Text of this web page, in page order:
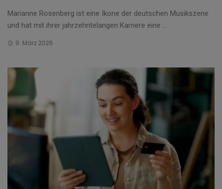
Marianne Rosenberg ist eine Ikone der deutschen Musikszene
und hat mit ihrer jahrzehntelangen Karriere eine ...
9. März 2026